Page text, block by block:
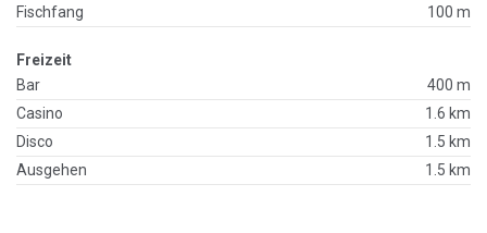
Fischfang
100 m
Freizeit
Bar
400 m
Casino
1.6 km
Disco
1.5 km
Ausgehen
1.5 km